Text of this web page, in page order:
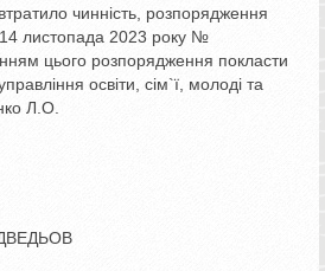
чинність, розпорядження
14 листопада 2023 року №
цього розпорядження покласти
освіти, сім`ї, молоді та
Л.О.
голова